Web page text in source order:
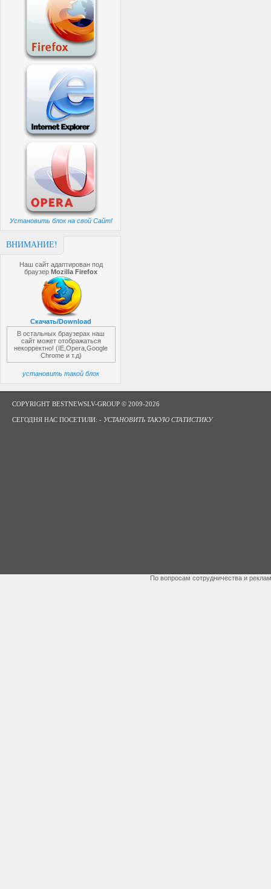
Установить блок на свой Сайт!
ВНИМАНИЕ!
Наш сайт адаптирован под
браузерMozilla Firefox
Скачать/Download
В остальных браузерах наш
сайт может отображаться
некорректно! (IE,Opera,Google
Chrome и т.д)
установить такой блок
COPYRIGHT BESTNEWSLV-GROUP © 2009-2026
СЕГОДНЯ НАС ПОСЕТИЛИ: - УСТАНОВИТЬ ТАКУЮ СТАТИСТИКУ
По вопросам сотрудничества и